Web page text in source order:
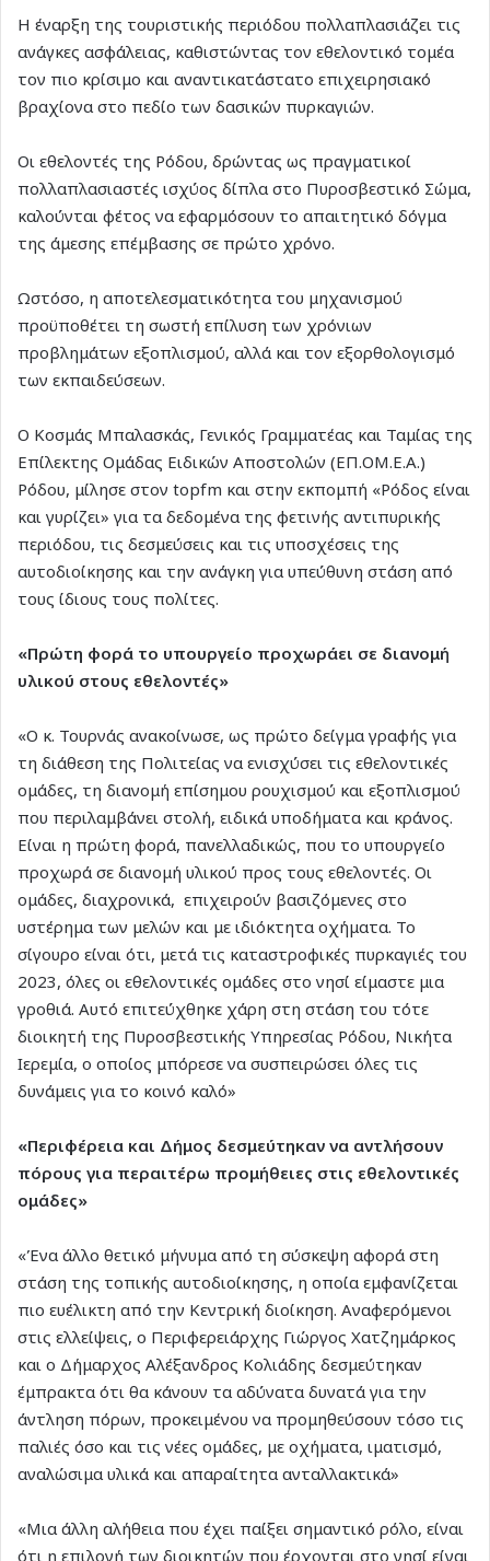
Η έναρξη της τουριστικής περιόδου πολλαπλασιάζει τις
ανάγκες ασφάλειας, καθιστώντας τον εθελοντικό τομέα
τον πιο κρίσιμο και αναντικατάστατο επιχειρησιακό
βραχίονα στο πεδίο των δασικών πυρκαγιών.
Οι εθελοντές της Ρόδου, δρώντας ως πραγματικοί
πολλαπλασιαστές ισχύος δίπλα στο Πυροσβεστικό Σώμα,
καλούνται φέτος να εφαρμόσουν το απαιτητικό δόγμα
της άμεσης επέμβασης σε πρώτο χρόνο.
Ωστόσο, η αποτελεσματικότητα του μηχανισμού
προϋποθέτει τη σωστή επίλυση των χρόνιων
προβλημάτων εξοπλισμού, αλλά και τον εξορθολογισμό
των εκπαιδεύσεων.
Ο Κοσμάς Μπαλασκάς, Γενικός Γραμματέας και Ταμίας της
Επίλεκτης Ομάδας Ειδικών Αποστολών (ΕΠ.ΟΜ.Ε.Α.)
Ρόδου, μίλησε στον topfm και στην εκπομπή «Ρόδος είναι
και γυρίζει» για τα δεδομένα της φετινής αντιπυρικής
περιόδου, τις δεσμεύσεις και τις υποσχέσεις της
αυτοδιοίκησης και την ανάγκη για υπεύθυνη στάση από
τους ίδιους τους πολίτες.
«Πρώτη φορά το υπουργείο προχωράει σε διανομή
υλικού στους εθελοντές»
«Ο κ. Τουρνάς ανακοίνωσε, ως πρώτο δείγμα γραφής για
τη διάθεση της Πολιτείας να ενισχύσει τις εθελοντικές
ομάδες, τη διανομή επίσημου ρουχισμού και εξοπλισμού
που περιλαμβάνει στολή, ειδικά υποδήματα και κράνος.
Είναι η πρώτη φορά, πανελλαδικώς, που το υπουργείο
προχωρά σε διανομή υλικού προς τους εθελοντές. Οι
ομάδες, διαχρονικά, επιχειρούν βασιζόμενες στο
υστέρημα των μελών και με ιδιόκτητα οχήματα. Το
σίγουρο είναι ότι, μετά τις καταστροφικές πυρκαγιές του
2023, όλες οι εθελοντικές ομάδες στο νησί είμαστε μια
γροθιά. Αυτό επιτεύχθηκε χάρη στη στάση του τότε
διοικητή της Πυροσβεστικής Υπηρεσίας Ρόδου, Νικήτα
Ιερεμία, ο οποίος μπόρεσε να συσπειρώσει όλες τις
δυνάμεις για το κοινό καλό»
«Περιφέρεια και Δήμος δεσμεύτηκαν να αντλήσουν
πόρους για περαιτέρω προμήθειες στις εθελοντικές
ομάδες»
«Ένα άλλο θετικό μήνυμα από τη σύσκεψη αφορά στη
στάση της τοπικής αυτοδιοίκησης, η οποία εμφανίζεται
πιο ευέλικτη από την Κεντρική διοίκηση. Αναφερόμενοι
στις ελλείψεις, ο Περιφερειάρχης Γιώργος Χατζημάρκος
και ο Δήμαρχος Αλέξανδρος Κολιάδης δεσμεύτηκαν
έμπρακτα ότι θα κάνουν τα αδύνατα δυνατά για την
άντληση πόρων, προκειμένου να προμηθεύσουν τόσο τις
παλιές όσο και τις νέες ομάδες, με οχήματα, ιματισμό,
αναλώσιμα υλικά και απαραίτητα ανταλλακτικά»
«Μια άλλη αλήθεια που έχει παίξει σημαντικό ρόλο, είναι
ότι η επιλογή των διοικητών που έρχονται στο νησί είναι